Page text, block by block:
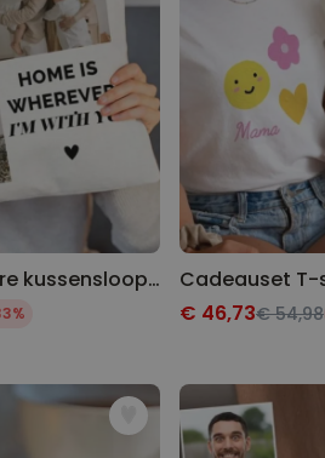
Personaliseerbare kussensloop met 3 foto’s en tekst
€ 46,73€ 54,98